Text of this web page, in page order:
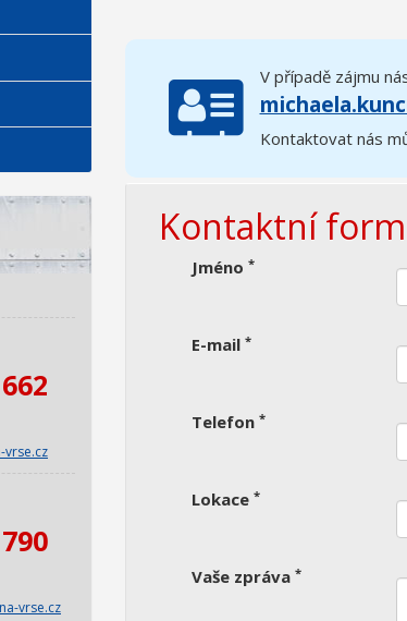
vrse.cz
vrse.cz
V případě zájmu
Kontaktovat nás
Kontaktní
Jméno *
E-mail *
Telefon *
Lokace *
Vaše zpráva *